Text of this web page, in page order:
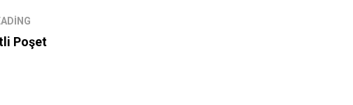
Poşet